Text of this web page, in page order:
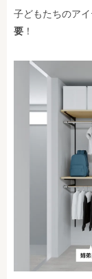
子どもたちのア
要 ！